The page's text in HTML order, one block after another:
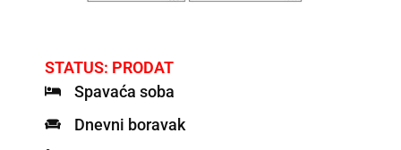
STATUS: PRODAT
Spavaća soba
Dnevni boravak